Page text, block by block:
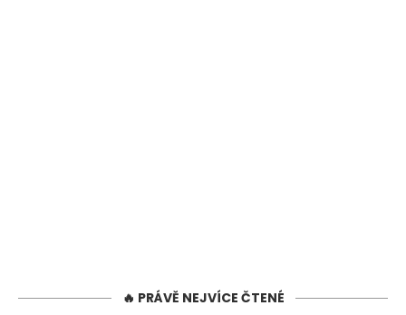
🔥 PRÁVĚ NEJVÍCE ČTENÉ